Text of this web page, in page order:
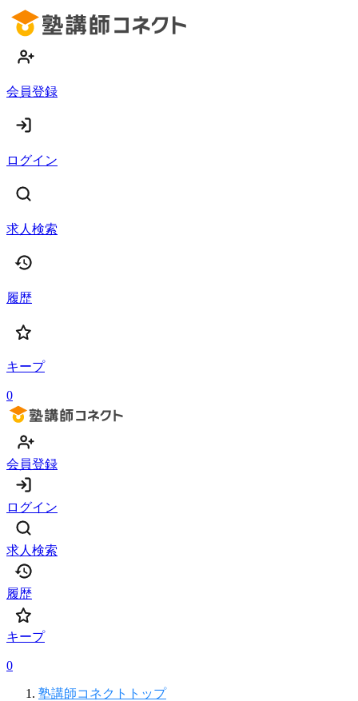
会員登録
ログイン
求人検索
履歴
キープ
0
会員登録
ログイン
求人検索
履歴
キープ
0
塾講師コネクトトップ